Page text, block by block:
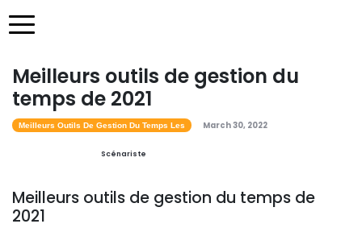
Meilleurs outils de gestion du
temps de 2021
Meilleurs Outils De Gestion Du Temps Les March 30, 2022
Scénariste
Meilleurs outils de gestion du temps de
2021